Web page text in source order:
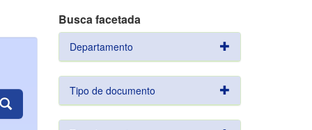
Busca facetada
Departamento
Tipo de documento